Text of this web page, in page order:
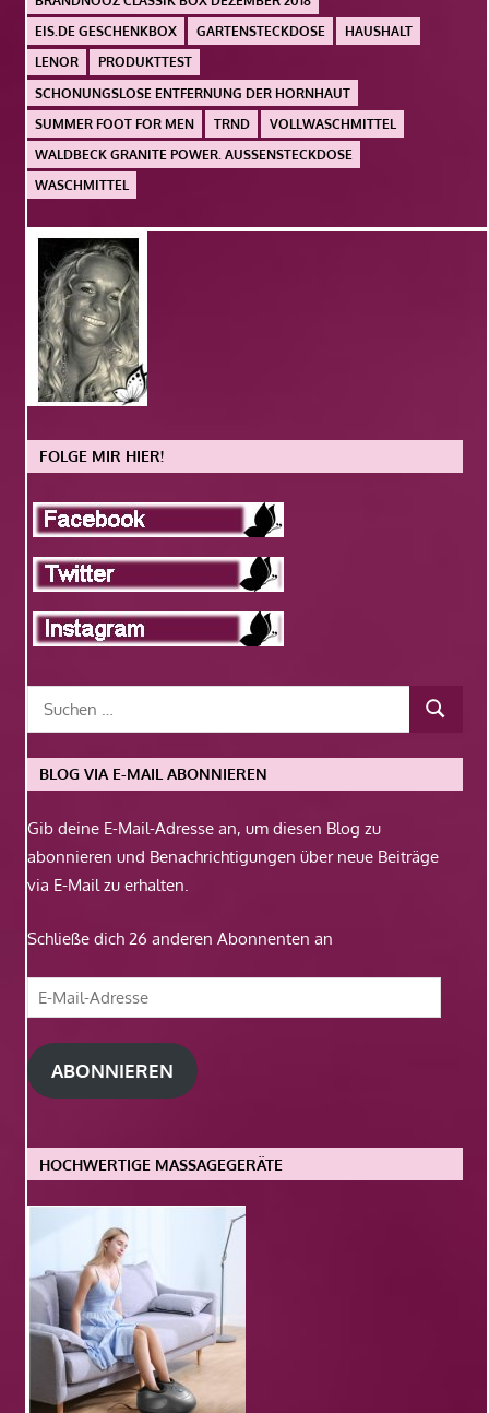
EIS.DE GESCHENKBOX
GARTENSTECKDOSE
HAUSHALT
LENOR
PRODUKTTEST
SCHONUNGSLOSE ENTFERNUNG DER HORNHAUT
SUMMER FOOT FOR MEN
TRND
VOLLWASCHMITTEL
WALDBECK GRANITE POWER. AUSSENSTECKDOSE
WASCHMITTEL
FOLGE MIR HIER!
BLOG VIA E-MAIL ABONNIEREN
Gib deine E-Mail-Adresse an, um diesen Blog zu
abonnieren und Benachrichtigungen über neue Beiträge
via E-Mail zu erhalten.
Schließe dich 26 anderen Abonnenten an
E-
Mail-
Adresse
ABONNIEREN
HOCHWERTIGE MASSAGEGERÄTE